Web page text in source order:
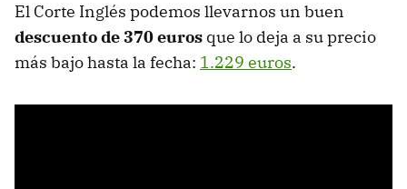
El Corte Inglés podemos llevarnos un buen
descuento de 370 euros que lo deja a su precio
más bajo hasta la fecha: 1.229 euros.